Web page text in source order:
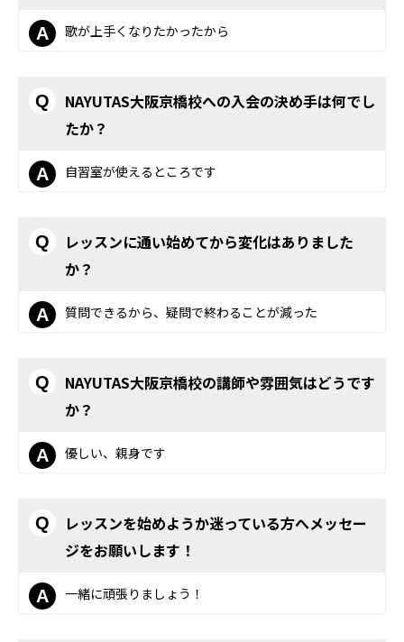
A 歌が上手くなりたかったから
Q
NAYUTAS大阪京橋校への入会の決め手は何でし
たか？
A 自習室が使えるところです
Q
レッスンに通い始めてから変化はありました
か？
A 質問できるから、疑問で終わることが減った
Q
NAYUTAS大阪京橋校の講師や雰囲気はどうです
か？
A 優しい、親身です
Q
レッスンを始めようか迷っている方へメッセー
ジをお願いします！
A 一緒に頑張りましょう！